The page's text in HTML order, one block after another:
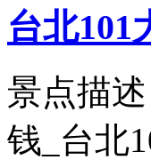
台北101
景点描
钱_台北